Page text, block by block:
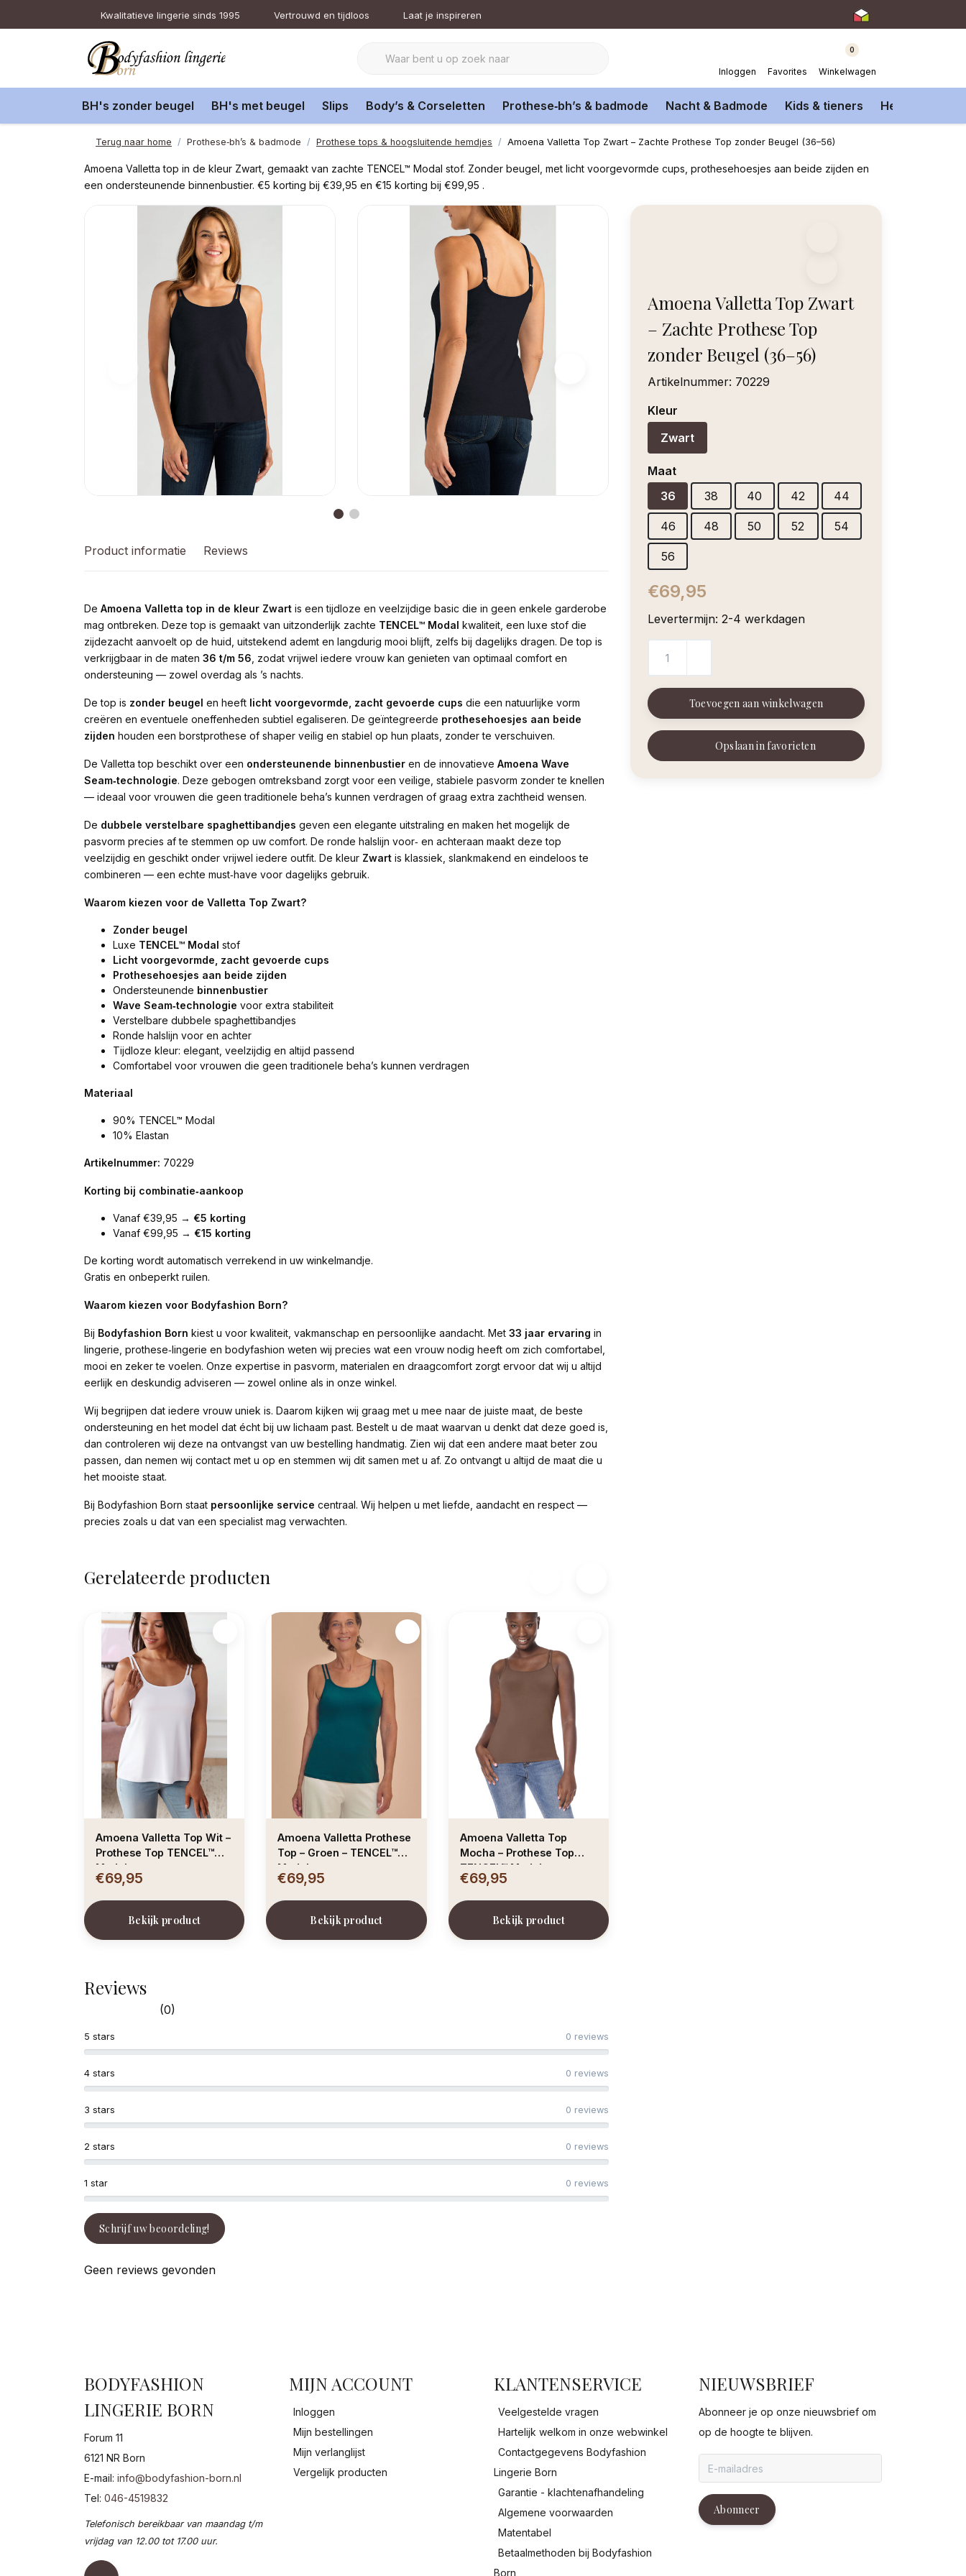
Kwalitatieve lingerie sinds 1995 Vertrouwd en tijdloos Laat je inspireren
Inloggen Favorites
0
Winkelwagen
BH's zonder beugel BH's met beugel Slips Body’s & Corseletten Prothese‑bh’s & badmode Nacht & Badmode Kids & tieners Heren
Terug naar home Prothese‑bh’s & badmode Prothese tops & hoogsluitende hemdjes Amoena Valletta Top Zwart – Zachte Prothese Top zonder Beugel (36–56)
Amoena Valletta top in de kleur Zwart, gemaakt van zachte TENCEL™ Modal stof. Zonder beugel, met licht voorgevormde cups, prothesehoesjes aan beide zijden en
een ondersteunende binnenbustier. €5 korting bij €39,95 en €15 korting bij €99,95 .
Amoena Valletta Top Zwart
– Zachte Prothese Top
zonder Beugel (36–56)
Artikelnummer: 70229
Kleur
Zwart
Maat
36
38 40 42 44
46 48 50 52 54
56
€69,95
Levertermijn: 2-4 werkdagen
Toevoegen aan winkelwagen
Opslaan in favorieten
Product informatie Reviews
De Amoena Valletta top in de kleur Zwart is een tijdloze en veelzijdige basic die in geen enkele garderobe
mag ontbreken. Deze top is gemaakt van uitzonderlijk zachte TENCEL™ Modal kwaliteit, een luxe stof die
zijdezacht aanvoelt op de huid, uitstekend ademt en langdurig mooi blijft, zelfs bij dagelijks dragen. De top is
verkrijgbaar in de maten 36 t/m 56 , zodat vrijwel iedere vrouw kan genieten van optimaal comfort en
ondersteuning — zowel overdag als ’s nachts.
De top is zonder beugel en heeft licht voorgevormde, zacht gevoerde cups die een natuurlijke vorm
creëren en eventuele oneffenheden subtiel egaliseren. De geïntegreerde prothesehoesjes aan beide
zijden houden een borstprothese of shaper veilig en stabiel op hun plaats, zonder te verschuiven.
De Valletta top beschikt over een ondersteunende binnenbustier en de innovatieve Amoena Wave
Seam‑technologie. Deze gebogen omtreksband zorgt voor een veilige, stabiele pasvorm zonder te knellen
— ideaal voor vrouwen die geen traditionele beha’s kunnen verdragen of graag extra zachtheid wensen.
De dubbele verstelbare spaghettibandjes geven een elegante uitstraling en maken het mogelijk de
pasvorm precies af te stemmen op uw comfort. De ronde halslijn voor‑ en achteraan maakt deze top
veelzijdig en geschikt onder vrijwel iedere outfit. De kleur Zwart is klassiek, slankmakend en eindeloos te
combineren — een echte must‑have voor dagelijks gebruik.
Waarom kiezen voor de Valletta Top Zwart?
Zonder beugel
Luxe TENCEL™ Modal stof
Licht voorgevormde, zacht gevoerde cups
Prothesehoesjes aan beide zijden
Ondersteunende binnenbustier
Wave Seam‑technologie voor extra stabiliteit
Verstelbare dubbele spaghettibandjes
Ronde halslijn voor en achter
Tijdloze kleur: elegant, veelzijdig en altijd passend
Comfortabel voor vrouwen die geen traditionele beha’s kunnen verdragen
Materiaal
90% TENCEL™ Modal
10% Elastan
Artikelnummer: 70229
Korting bij combinatie‑aankoop
Vanaf €39,95 → €5 korting
Vanaf €99,95 → €15 korting
De korting wordt automatisch verrekend in uw winkelmandje.
Gratis en onbeperkt ruilen.
Waarom kiezen voor Bodyfashion Born?
Bij Bodyfashion Born kiest u voor kwaliteit, vakmanschap en persoonlijke aandacht. Met 33 jaar ervaring in
lingerie, prothese‑lingerie en bodyfashion weten wij precies wat een vrouw nodig heeft om zich comfortabel,
mooi en zeker te voelen. Onze expertise in pasvorm, materialen en draagcomfort zorgt ervoor dat wij u altijd
eerlijk en deskundig adviseren — zowel online als in onze winkel.
Wij begrijpen dat iedere vrouw uniek is. Daarom kijken wij graag met u mee naar de juiste maat, de beste
ondersteuning en het model dat écht bij uw lichaam past. Bestelt u de maat waarvan u denkt dat deze goed is,
dan controleren wij deze na ontvangst van uw bestelling handmatig. Zien wij dat een andere maat beter zou
passen, dan nemen wij contact met u op en stemmen wij dit samen met u af. Zo ontvangt u altijd de maat die u
het mooiste staat.
Bij Bodyfashion Born staat persoonlijke service centraal. Wij helpen u met liefde, aandacht en respect —
precies zoals u dat van een specialist mag verwachten.
Gerelateerde producten
Amoena Valletta Top Wit –
Prothese Top TENCEL™
Modal
€69,95
Bekijk product
Amoena Valletta Prothese
Top – Groen – TENCEL™
Modal
€69,95
Bekijk product
Amoena Valletta Top
Mocha – Prothese Top
TENCEL™ Modal
€69,95
Bekijk product
Reviews
(0)
1 star 0 reviews
2 stars 0 reviews
3 stars 0 reviews
4 stars 0 reviews
5 stars 0 reviews
Schrijf uw beoordeling!
Geen reviews gevonden
BODYFASHION
LINGERIE BORN
Forum 11
6121 NR Born
E-mail: info@bodyfashion-born.nl
Tel: 046-4519832
Telefonisch bereikbaar van maandag t/m
vrijdag van 12.00 tot 17.00 uur.
MIJN ACCOUNT
Inloggen
Mijn bestellingen
Mijn verlanglijst
Vergelijk producten
KLANTENSERVICE
Veelgestelde vragen
Hartelijk welkom in onze webwinkel
Contactgegevens Bodyfashion
Lingerie Born
Garantie - klachtenafhandeling
Algemene voorwaarden
Matentabel
Betaalmethoden bij Bodyfashion
Born
NIEUWSBRIEF
Abonneer je op onze nieuwsbrief om
op de hoogte te blijven.
Abonneer